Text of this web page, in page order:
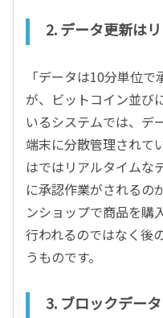
2. データ更新は
「データは10分単位
が、ビットコイン並び
いるシステムでは、デ
端末に分散管理されて
はではリアルタイムな
に承認作業がされるの
ンショップで商品を購
行われるのではなく後
うものです。
3. ブロックデー